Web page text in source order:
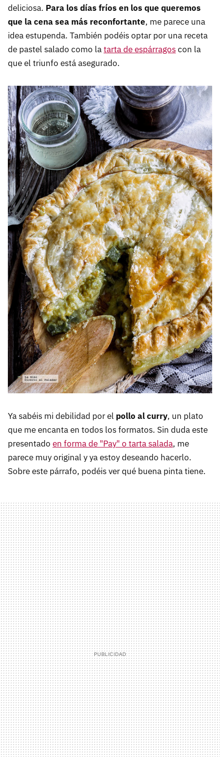
deliciosa. Para los días fríos en los que queremos
que la cena sea más reconfortante, me parece una
idea estupenda. También podéis optar por una receta
de pastel salado como latarta de espárragoscon la
que el triunfo está asegurado.
Ya sabéis mi debilidad por el pollo al curry, un plato
que me encanta en todos los formatos. Sin duda este
presentado en forma de "Pay" o tarta salada, me
parece muy original y ya estoy deseando hacerlo.
Sobre este párrafo, podéis ver qué buena pinta tiene.